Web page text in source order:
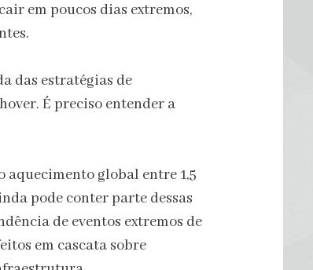
em poucos dias extremos,
das estratégias de
É preciso entender a
aquecimento global entre 1,5
pode conter parte dessas
de eventos extremos de
em cascata sobre